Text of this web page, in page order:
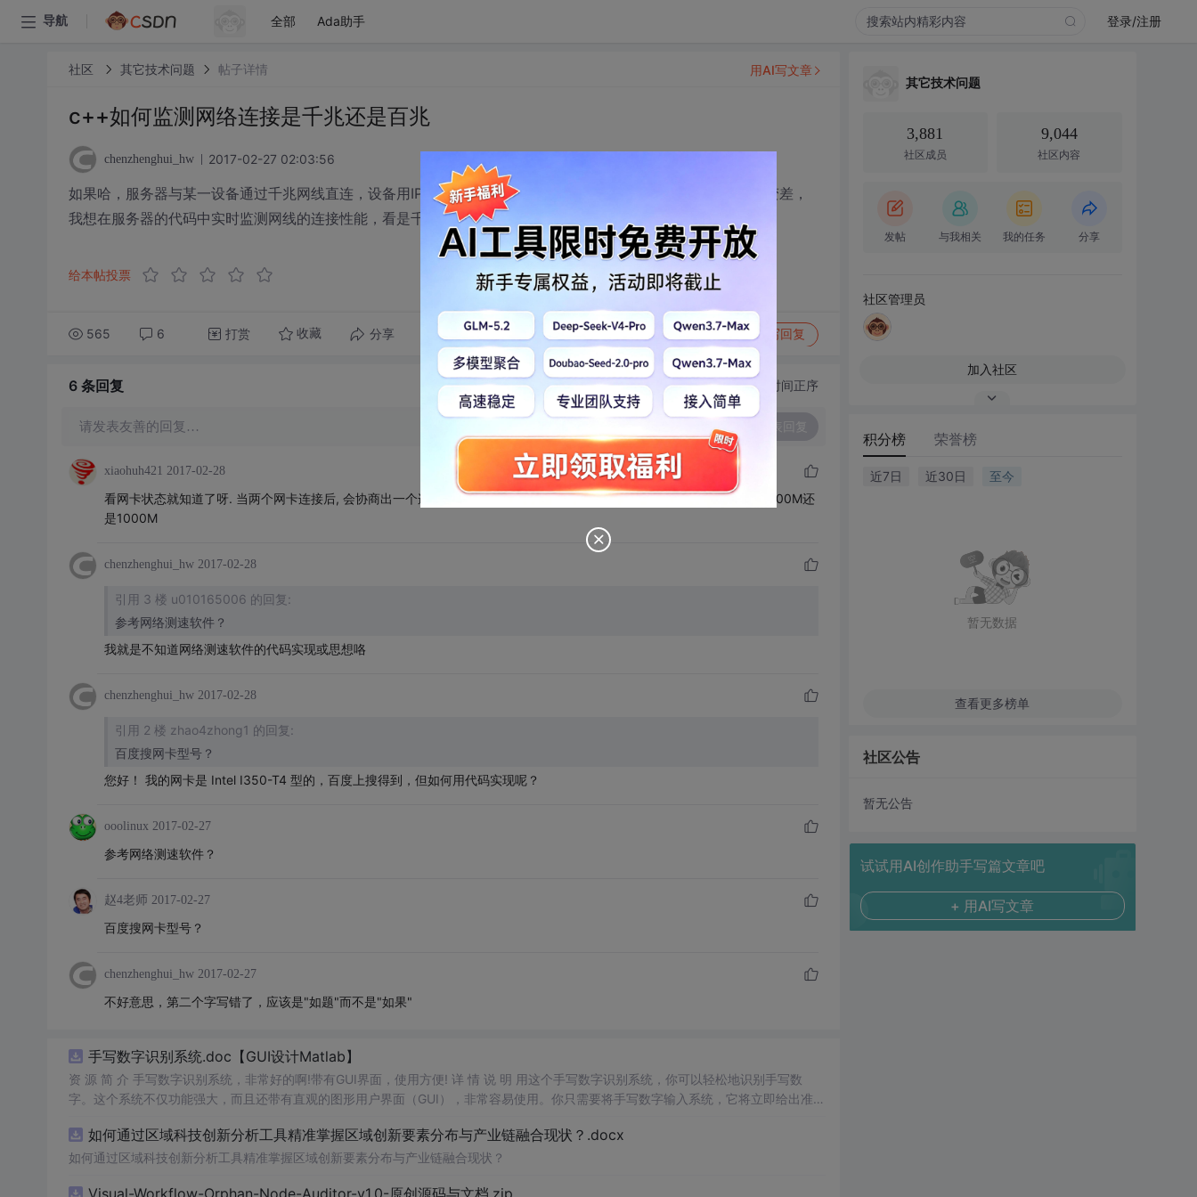
导航 全部 Ada助手 登录/注册
社区 其它技术问题 帖子详情
c++如何监测网络连接是千兆还是百兆
chenzhenghui_hw 2017-02-27 02:03:56
如果哈，服务器与某一设备通过千兆网线直连，设备用IP来唯一标识。程序运行过程中，网络的传输性能可能会变差，
我想在服务器的代码中实时监测网线的连接性能，看是千兆还是百兆。请问一下，需要调用什么函数实现 ？
给本帖投票
565 6 打赏 收藏 分享 转发到动态 举报 写回复
用AI写文章
6 条回复 切换为时间正序
请发表友善的回复…
xiaohuh421 2017-02-28
看网卡状态就知道了呀. 当两个网卡连接后, 会协商出一个连接速度. 就像windows任务管理器中一样, 可以看到连接速度是100M还
是1000M
chenzhenghui_hw 2017-02-28
引用 3 楼 u010165006 的回复:
参考网络测速软件？
我就是不知道网络测速软件的代码实现或思想咯
chenzhenghui_hw 2017-02-28
引用 2 楼 zhao4zhong1 的回复:
百度搜网卡型号？
您好！ 我的网卡是 Intel I350-T4 型的，百度上搜得到，但如何用代码实现呢？
ooolinux 2017-02-27
参考网络测速软件？
赵4老师 2017-02-27
百度搜网卡型号？
chenzhenghui_hw 2017-02-27
不好意思，第二个字写错了，应该是"如题"而不是"如果"
手写数字识别系统.doc【GUI设计Matlab】
资 源 简 介 手写数字识别系统，非常好的啊!带有GUI界面，使用方便! 详 情 说 明 用这个手写数字识别系统，你可以轻松地识别手写数
字。这个系统不仅功能强大，而且还带有直观的图形用户界面（GUI），非常容易使用。你只需要将手写数字输入系统，它将立即给出准确
便和实用的工具，你一定会喜欢它的！
如何通过区域科技创新分析工具精准掌握区域创新要素分布与产业链融合现状？.docx
如何通过区域科技创新分析工具精准掌握区域创新要素分布与产业链融合现状？
Visual-Workflow-Orphan-Node-Auditor-v1.0-原创源码与文档.zip
其它技术问题
3,881
社区成员
9,044
社区内容
发帖 与我相关 我的任务 分享
社区管理员
加入社区
积分榜 荣誉榜
近7日 近30日 至今
暂无数据
查看更多榜单
社区公告
暂无公告
试试用AI创作助手写篇文章吧
+ 用AI写文章